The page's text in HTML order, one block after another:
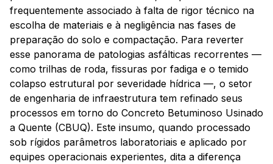
frequentemente associado à falta de rigor técnico na
escolha de materiais e à negligência nas fases de
preparação do solo e compactação. Para reverter
esse panorama de patologias asfálticas recorrentes —
como trilhas de roda, fissuras por fadiga e o temido
colapso estrutural por severidade hídrica —, o setor
de engenharia de infraestrutura tem refinado seus
processos em torno do Concreto Betuminoso Usinado
a Quente (CBUQ). Este insumo, quando processado
sob rígidos parâmetros laboratoriais e aplicado por
equipes operacionais experientes, dita a diferença